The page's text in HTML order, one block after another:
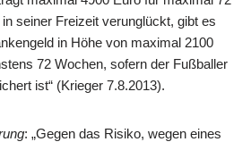
seiner Freizeit verunglückt, gibt es
in Höhe von maximal 2100
72 Wochen, sofern der Fußballer
ist“ (Krieger 7.8.2013).
: „Gegen das Risiko, wegen eines